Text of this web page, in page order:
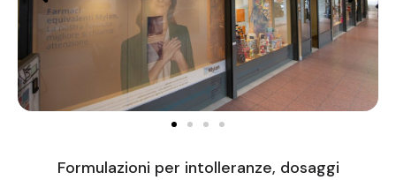
Formulazioni per intolleranze, dosaggi